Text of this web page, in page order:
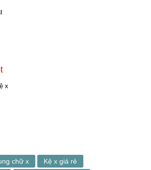
x
chữ x Kệ x giá rẻ